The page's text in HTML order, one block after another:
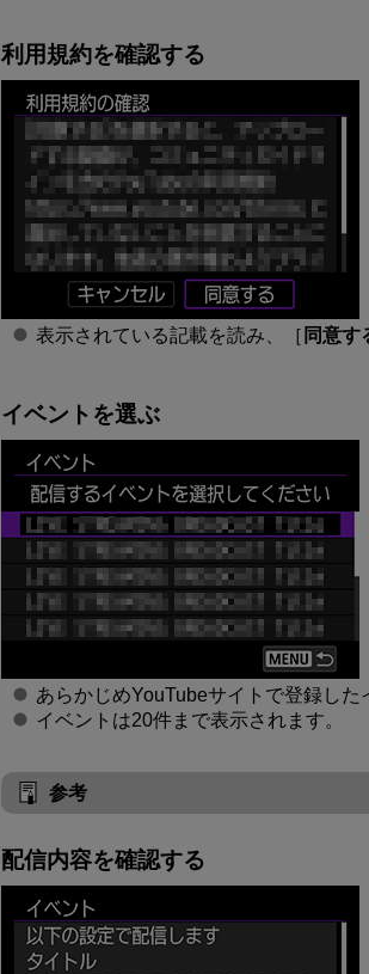
利用規約を確認する
表示されている記載を読み、［ 同意す
イベントを選ぶ
あらかじめYouTubeサイトで登録した
イベントは20件まで表示されます。
参考
配信内容を確認する